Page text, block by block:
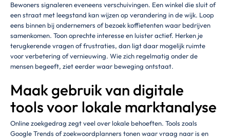
Bewoners signaleren eveneens verschuivingen. Een winkel die sluit of
een straat met leegstand kan wijzen op verandering in de wijk. Loop
eens binnen bij ondernemers of bezoek koffietenten waar bedrijven
samenkomen. Toon oprechte interesse en luister actief. Herken je
terugkerende vragen of frustraties, dan ligt daar mogelijk ruimte
voor verbetering of vernieuwing. Wie zich regelmatig onder de
mensen begeeft, ziet eerder waar beweging ontstaat.
Maak gebruik van digitale
tools voor lokale marktanalyse
Online zoekgedrag zegt veel over lokale behoeften. Tools zoals
Google Trends of zoekwoordplanners tonen waar vraag naar is en